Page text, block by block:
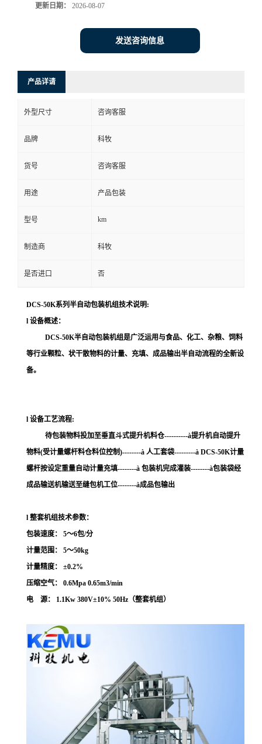
更新日期： 2026-08-07
发送咨询信息
产品详请
外型尺寸 咨询客服
品牌 科牧
货号 咨询客服
用途 产品包装
型号 km
制造商 科牧
是否进口 否
DCS-50K系列半自动包装机组技术说明:
l 设备概述：
DCS-50K半自动包装机组是广泛运用与食品、化工、杂粮、饲料
等行业颗粒、状干散物料的计量、充填、成品输出半自动流程的全新设
备。
l 设备工艺流程:
待包装物料投加至垂直斗式提升机料仓----------à提升机自动提升
物料(受计量螺杆料仓料位控制)--------à 人工套袋---------à DCS-50K计量
螺杆按设定重量自动计量充填--------à 包装机完成灌装--------à包装袋经
成品输送机输送至缝包机工位--------à成品包输出
l 整套机组技术参数：
包装速度：
5～6包/分
计量范围：
5～50kg
计量精度：
±0.2%
压缩空气：
0.6Mpa 0.65m3/min
电
源： 1.1Kw 380V±10% 50Hz（整套机组）